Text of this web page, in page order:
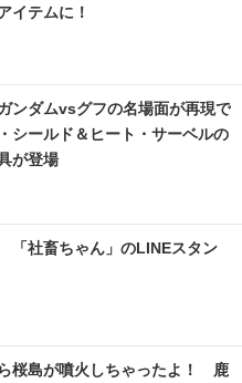
イテムに！
ンダムvsグフの名場面が再現で
シールド＆ヒート・サーベルの
が登場
「社畜ちゃん」のLINEスタン
桜島が噴火しちゃったよ！ 鹿